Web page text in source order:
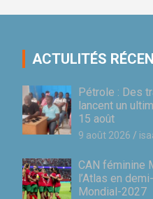
ACTULITÉS
Pétrole : Des
lancent un
15 août
9 août 2026
CAN féminine
l’Atlas en
Mondial-2027